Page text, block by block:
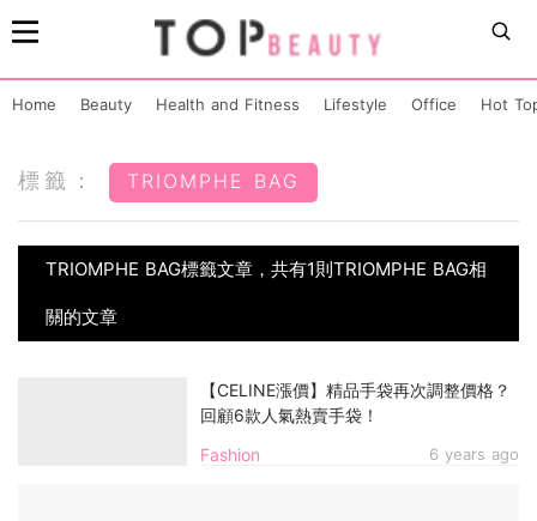
Home Beauty Health and Fitness Lifestyle Office Hot
標籤： TRIOMPHE BAG
TRIOMPHE BAG標籤文章，共有1則TRIOMPHE BAG相
關的文章
Fashion 6 years ago
【CELINE漲價】精品手袋再次調整價格？
回顧6款人氣熱賣手袋！